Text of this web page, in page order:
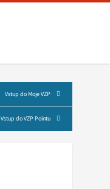
Vstup do Moje VZP
Vstup do VZP Pointu